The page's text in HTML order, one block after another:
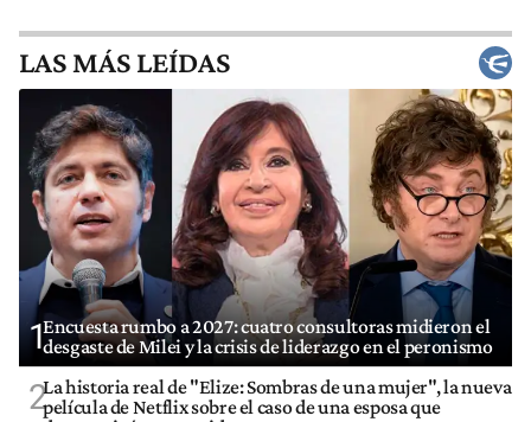
LAS MÁS LEÍDAS
1Encuesta rumbo a 2027: cuatro consultoras midieron el
desgaste de Milei y la crisis de liderazgo en el peronismo
2La historia real de "Elize: Sombras de una mujer", la nueva
película de Netflix sobre el caso de una esposa que